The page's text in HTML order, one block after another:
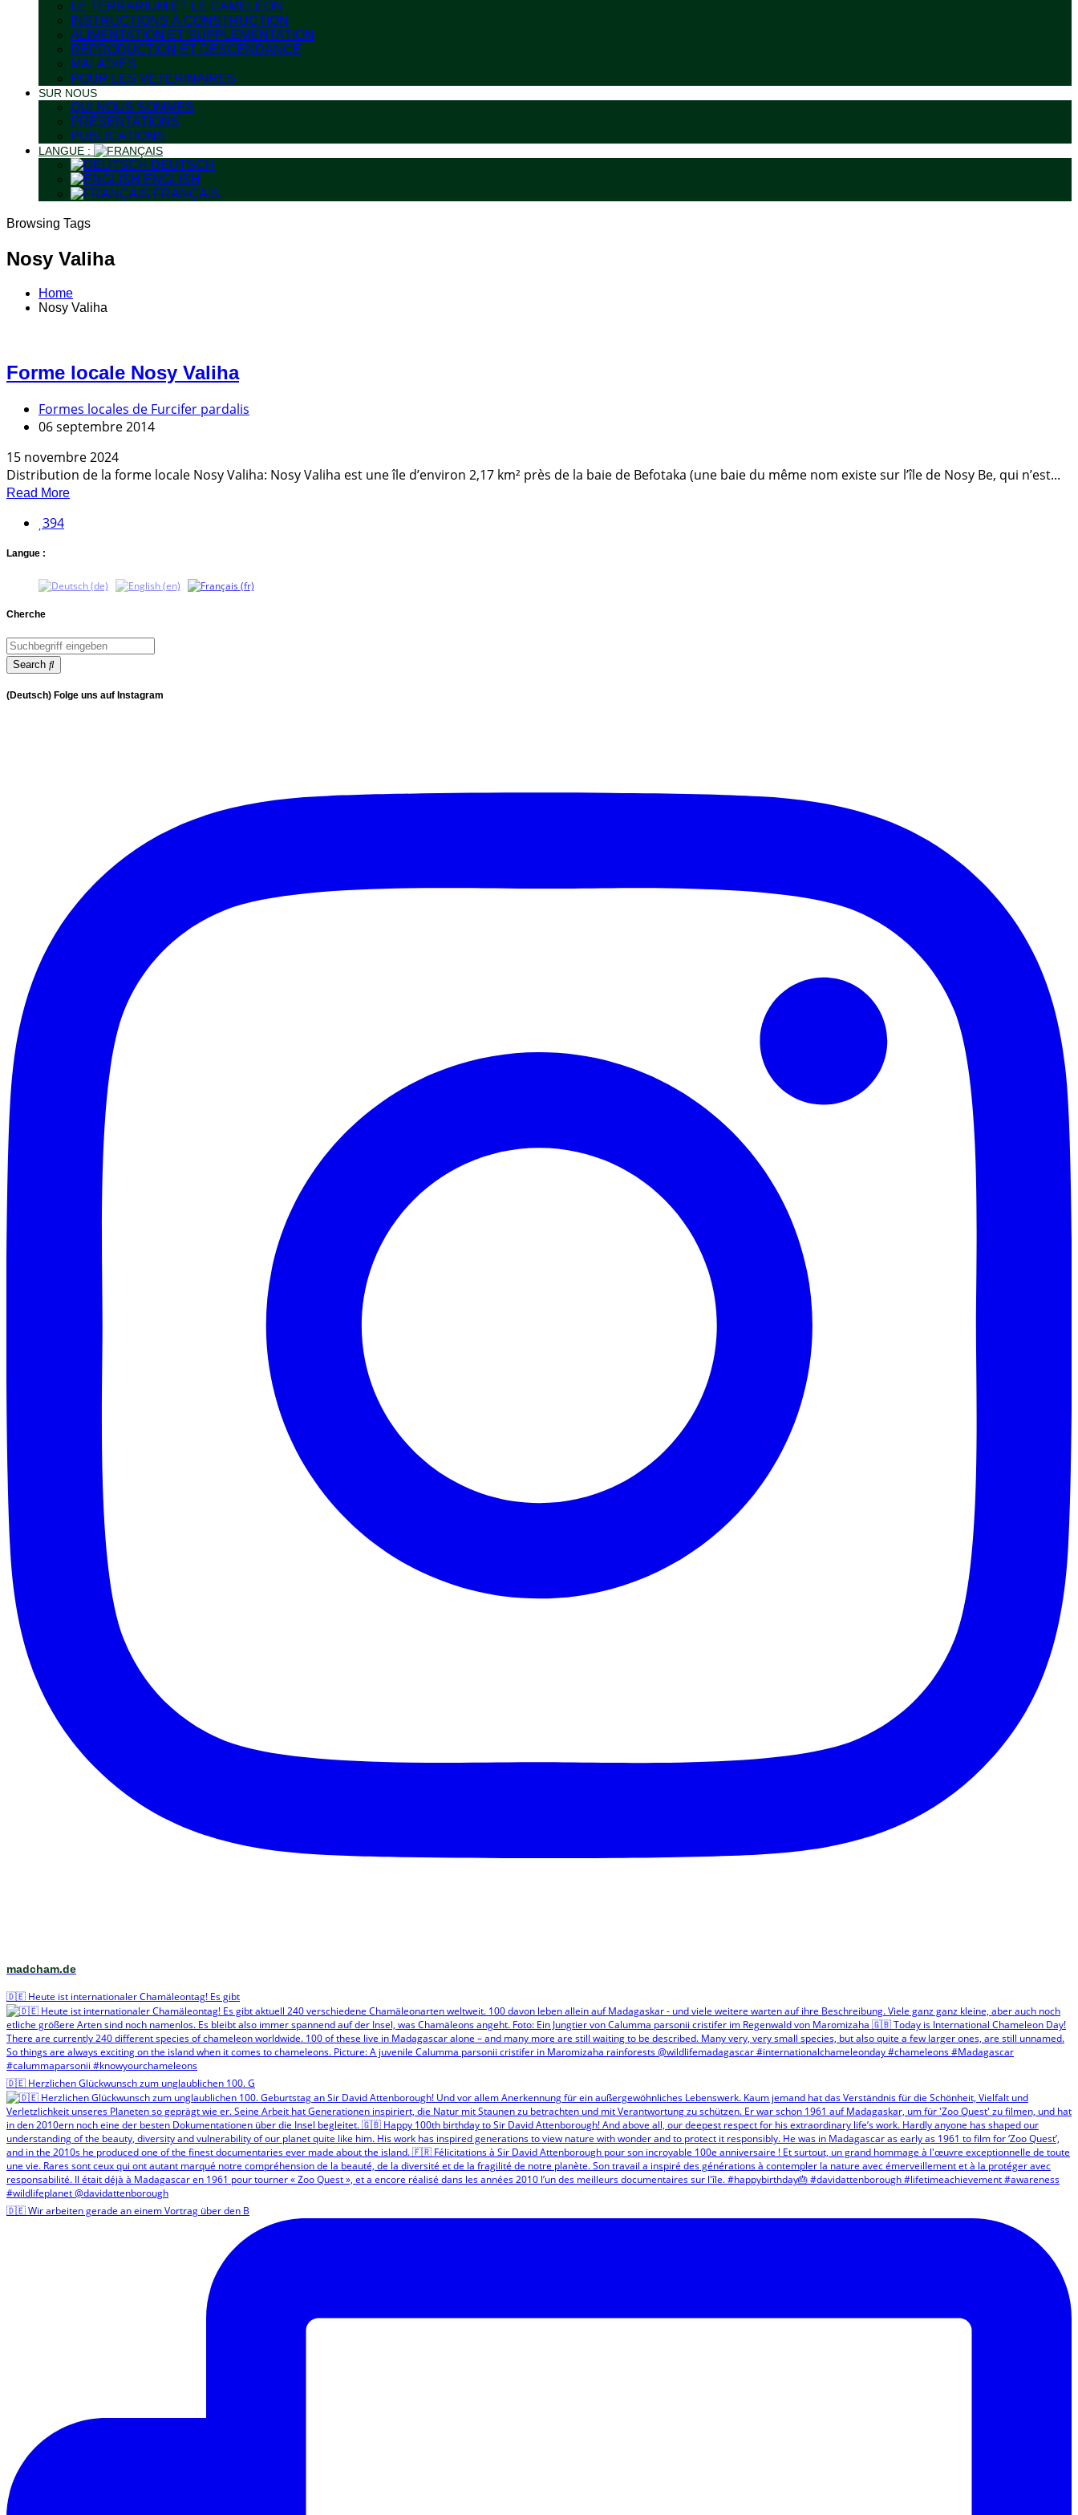
LE TERRARIUM ET LE CAMÉLÉON
INSTRUCTIONS À CONSTRUCTION
ALIMENTATION ET SUPPLEMENTATION
REPRODUCTION ET DESCENDANCE
MALADIES
POUR LES VÉTÉRINAIRES
SUR NOUS
QUI NOUS SOMMES
PRÉSENTATIONS
PUBLICATIONS
LANGUE :
DEUTSCH
ENGLISH
FRANÇAIS
Browsing Tags
Nosy Valiha
Home
Nosy Valiha
Forme locale Nosy Valiha
Formes locales de Furcifer pardalis
06 septembre 2014
15 novembre 2024
Distribution de la forme locale Nosy Valiha: Nosy Valiha est une île d’environ 2,17 km² près de la baie de Befotaka (une baie du même nom existe sur l’île de Nosy Be, qui n’est...
Read More
394
Langue :
Cherche
Search
(Deutsch) Folge uns auf Instagram
madcham.de
🇩🇪 Heute ist internationaler Chamäleontag! Es gibt
🇩🇪 Herzlichen Glückwunsch zum unglaublichen 100. G
🇩🇪 Wir arbeiten gerade an einem Vortrag über den B